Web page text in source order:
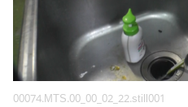
00074.MTS.00_00_02_22.still001